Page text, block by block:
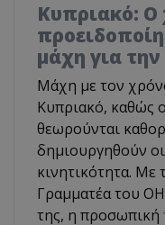
Κυπριακό: Ο
μάχη για
Μάχη με τον
Κυπριακό, καθώς
θεωρούνται
δημιουργηθούν
κινητικότητα. Με
Γραμματέα του
της, η προσωπική